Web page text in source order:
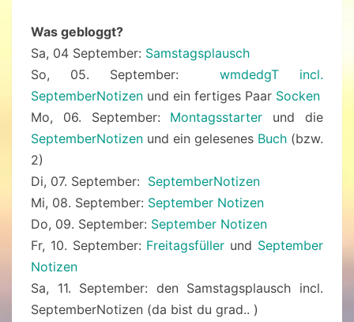
Was gebloggt?
Sa, 04 September: Samstagsplausch
So, 05. September: wmdedgT incl.
SeptemberNotizen und ein fertiges Paar Socken
Mo, 06. September: Montagsstarter und die
SeptemberNotizen und ein gelesenes Buch (bzw.
2)
Di, 07. September: SeptemberNotizen
Mi, 08. September: September Notizen
Do, 09. September: September Notizen
Fr, 10. September: Freitagsfüller und September
Notizen
Sa, 11. September: den Samstagsplausch incl.
SeptemberNotizen (da bist du grad.. )